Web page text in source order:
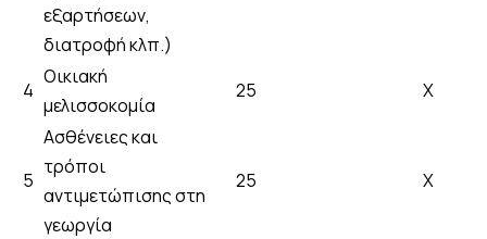
εξαρτήσεων,
διατροφή κλπ.)
4
Οικιακή
μελισσοκομία
25 Χ
5
Ασθένειες και
τρόποι
αντιμετώπισης στη
γεωργία
25 Χ